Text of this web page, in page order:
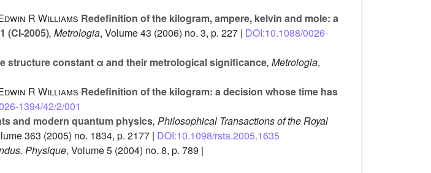
R Williams Redefinition of the kilogram, ampere, kelvin and mole: a
(CI-2005), Metrologia, Volume 43 (2006) no. 3, p. 227 | DOI:10.1088/0026-
structure constant α and their metrological significance, Metrologia,
R Williams Redefinition of the kilogram: a decision whose time has
1394/42/2/001
and modern quantum physics, Philosophical Transactions of the Royal
363 (2005) no. 1834, p. 2177 | DOI:10.1098/rsta.2005.1635
Physique, Volume 5 (2004) no. 8, p. 789 |